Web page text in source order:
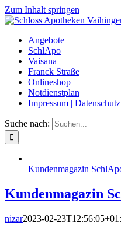
Zum Inhalt springen
Angebote
SchlApo
Vaisana
Franck Straße
Onlineshop
Notdienstplan
Impressum | Datenschutz
Suche nach:
Kundenmagazin
Kundenmagazin
nizar2023-02-